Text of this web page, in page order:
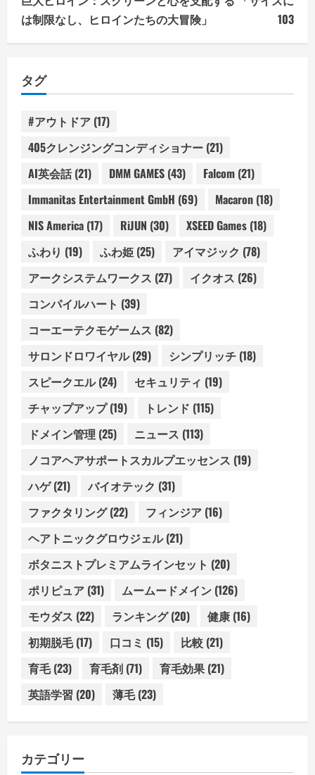
は制限なし、ヒロインたちの大冒険」
103
タグ
#アウトドア (17)
405クレンジングコンディショナー (21)
AI英会話(21) DMM GAMES (43) Falcom (21)
Immanitas Entertainment GmbH (69) Macaron (18)
NIS America (17) RiJUN (30) XSEED Games (18)
ふわり (19) ふわ姫 (25) アイマジック (78)
アークシステムワークス (27) イクオス (26)
コンパイルハート (39)
コーエーテクモゲームス (82)
サロンドロワイヤル(29) シンプリッチ (18)
スピークエル(24) セキュリティ (19)
チャップアップ(19) トレンド (115)
ドメイン管理 (25) ニュース (113)
ノコアヘアサポートスカルプエッセンス (19)
ハゲ(21) バイオテック (31)
ファクタリング(22) フィンジア (16)
ヘアトニックグロウジェル(21)
ボタニストプレミアムラインセット (20)
ポリピュア (31) ムームードメイン (126)
モウダス (22) ランキング(20) 健康 (16)
初期脱毛(17) 口コミ (15) 比較 (21)
育毛(23) 育毛剤 (71) 育毛効果 (21)
英語学習 (20) 薄毛(23)
カテゴリー